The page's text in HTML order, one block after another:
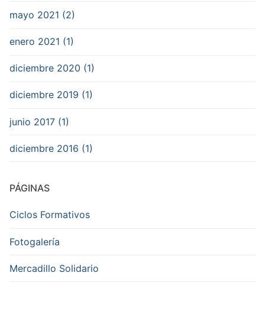
mayo 2021 (2)
enero 2021 (1)
diciembre 2020 (1)
diciembre 2019 (1)
junio 2017 (1)
diciembre 2016 (1)
PÁGINAS
Ciclos Formativos
Fotogalería
Mercadillo Solidario